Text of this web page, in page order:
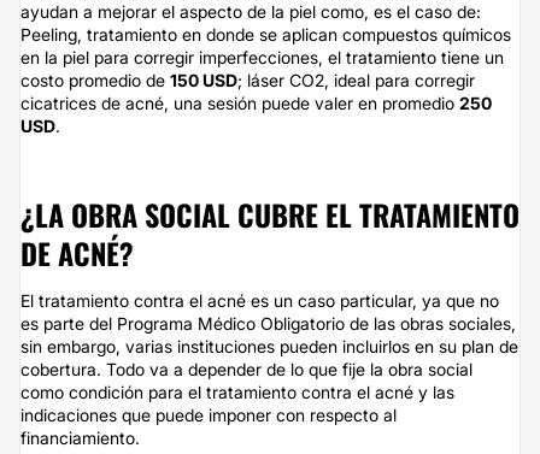
ayudan a mejorar el aspecto de la piel como, es el caso de:
Peeling, tratamiento en donde se aplican compuestos químicos
en la piel para corregir imperfecciones, el tratamiento tiene un
costo promedio de 150 USD; láser CO2, ideal para corregir
cicatrices de acné, una sesión puede valer en promedio 250
USD.
¿LA OBRA SOCIAL CUBRE EL TRATAMIENTO
DE ACNÉ?
El tratamiento contra el acné es un caso particular, ya que no
es parte del Programa Médico Obligatorio de las obras sociales,
sin embargo, varias instituciones pueden incluirlos en su plan de
cobertura. Todo va a depender de lo que fije la obra social
como condición para el tratamiento contra el acné y las
indicaciones que puede imponer con respecto al
financiamiento.